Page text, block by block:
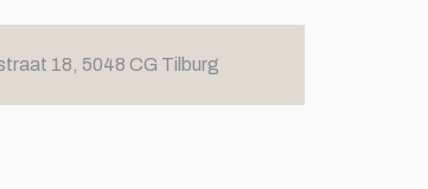
18, 5048 CG Tilburg